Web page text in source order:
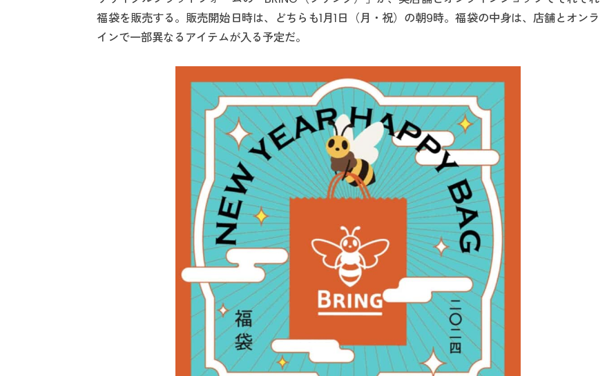
福袋を販売する。販売開始日時は、どちらも1月1日（月・祝）の朝9時。福袋の中身は、店舗とオンラ
インで一部異なるアイテムが入る予定だ。